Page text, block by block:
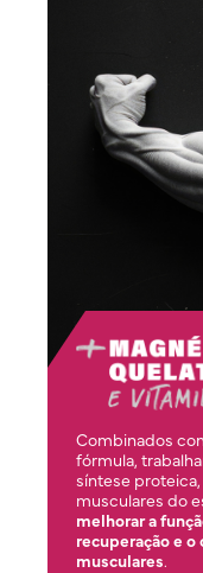
Combinados
fórmula,
síntese
musculares do
melhorar a
recuperação e
musculares.